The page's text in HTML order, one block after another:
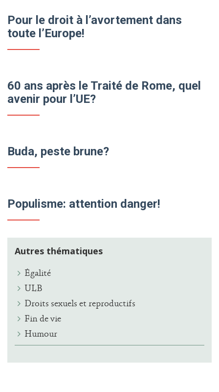
Pour le droit à l’avortement dans
toute l’Europe!
60 ans après le Traité de Rome, quel
avenir pour l’UE?
Buda, peste brune?
Populisme: attention danger!
Autres thématiques
Égalité
ULB
Droits sexuels et reproductifs
Fin de vie
Humour